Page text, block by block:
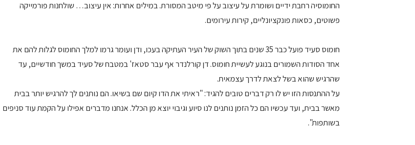
החומוסיה רחבת ידיים ושומרת על עיצוב על פי מיטב המסורת. במילים אחרות: אין עיצוב… שולחנות פורמייקה
פשוטים, כסאות פונקציונליים, קירות עירומים.
חומוס סעיד פועל כבר 35 שנים בתוך השוק של העיר העתיקה בעכו, ודן ועומר גרמו למלך החומוס לגלות להם את
אחד הסודות השמורים בנוגע לעשיית חומוס. דן קורלנדר אף עבר סטאז' במטבח של סעיד במשך חודשיים, עד
שהרגיש שהוא בשל לצאת לדרך עצמאית.
על ההתנסות הזו יש לו רק דברים טובים להגיד: "ראיתי את הדו קיום שם בשיאו. הם נותנים לך להרגיש יותר בבית
מאשר בבית, ועד עכשיו הם כל הזמן נותנים לנו סיוע וגיבוי יוצא מן הכלל. אנחנו מדברים אפילו על הקמת עוד סניפים
בשותפות".